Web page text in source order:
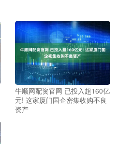
牛顺网配资官网 已投入超160亿
元! 这家厦门国企密集收购不良
资产